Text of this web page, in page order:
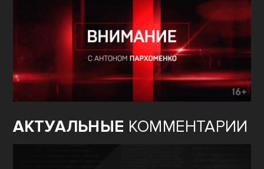
АКТУАЛЬНЫЕ КОММЕНТАРИИ